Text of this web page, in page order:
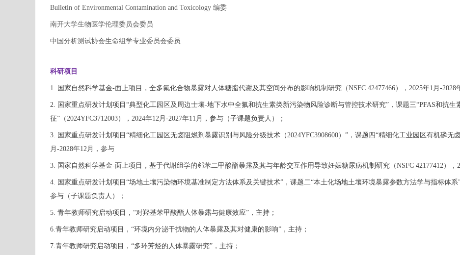
Bulletin of Environmental Contamination and Toxicology 编委
南开大学生物医学伦理委员会委员
中国分析测试协会生命组学专业委员会委员
科研项目
1. 国家自然科学基金-面上项目，全多氟化合物暴露对人体糖脂代谢及其空间分布的影响机制研究（NSFC 42477466），2025年1月-2028
2. 国家重点研发计划项目“典型化工园区及周边士壤-地下水中全氟和抗生素类新污染物风险诊断与管控技术研究”，课题三“PFAS和抗
征”（2024YFC3712003），2024年12月-2027年11月，参与（子课题负责人）；
3. 国家重点研发计划项目“精细化工园区无卤阻燃剂暴露识别与风险分级技术（2024YFC3908600）”，课题四“精细化工业园区有机磷无
月-2028年12月，参与
3. 国家自然科学基金-面上项目，基于代谢组学的邻苯二甲酸酯暴露及其与年龄交互作用导致妊娠糖尿病机制研究（NSFC 42177412），
4. 国家重点研发计划项目“场地土壤污染物环境基准制定方法体系及关键技术”，课题二“本土化场地土壤环境暴露参数方法学与指标体系”
参与（子课题负责人）；
5. 青年教师研究启动项目，“对羟基苯甲酸酯人体暴露与健康效应”，主持；
6.青年教师研究启动项目，“环境内分泌干扰物的人体暴露及其对健康的影响”，主持；
7.青年教师研究启动项目，“多环芳烃的人体暴露研究”，主持；